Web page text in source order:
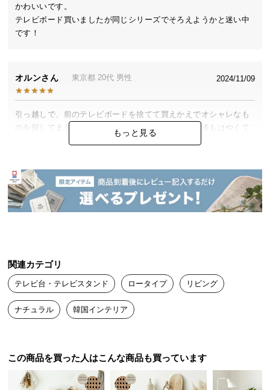
型
商
品
送
に
つ
い
て
梱
設
置
サ
に
つ
て
入
路
かわいいです。
テレビボード買いましたが同じシリーズでそろえようかと迷い中
オルン 東京都 20代 男性 2024/11/09
引っ越しで、前のテレビボードを捨てて買えかえでオシャレなも
のを探してましたが、とてもいいデザインです。配送もはやくて
フィール 2024/10/16
momo 20代 2024/09/24
電動ドライバーがあれば、さらに楽だったかなと思います！
もっと見る
関連カテゴリ
テレビ台・テレビスタンド ロータイプ リビング
ナチュラル 韓国インテリア
この商品を買った人はこんな商品も買っています